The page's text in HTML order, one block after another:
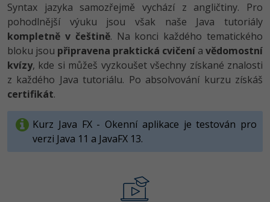
Objektové programování - OOP
Umělá inteligence
HTML5, CSS3, Bootstrap, SEO
Testování a verzování
C# .NET
Java
PHP
Python
UML a návrhové vzory
Front-end developer
Vývojář mobilních aplikací
Specialista na AI a bigdata
Webdesigner
Systémový administrátor
C#.NET -80%
Python -80%
JavaScript -80%
C++ -80%
Syntax jazyka samozřejmě vychází z angličtiny. Pro
pohodlnější výuku jsou však naše Java tutoriály
kompletně v češtině. Na konci každého tematického
bloku jsou připravena praktická cvičení a vědomostní
kvízy, kde si můžeš vyzkoušet všechny získané znalosti
z každého Java tutoriálu. Po absolvování kurzu získáš
certifikát.
Kurz Java FX - Okenní aplikace je testován pro
verzi Java 11 a JavaFX 13.